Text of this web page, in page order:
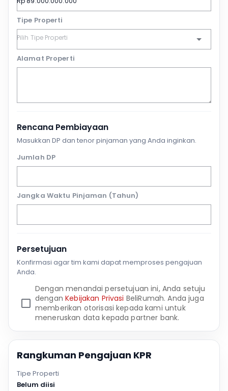
Tipe Properti
Alamat Properti
Rencana Pembiayaan
Masukkan DP dan tenor pinjaman yang Anda inginkan.
Jumlah DP
Jangka Waktu Pinjaman (Tahun)
Persetujuan
Konfirmasi agar tim kami dapat memproses pengajuan
Anda.
Dengan menandai persetujuan ini, Anda setuju
denganKebijakan Privasi BeliRumah. Anda juga
memberikan otorisasi kepada kami untuk
meneruskan data kepada partner bank.
Rangkuman Pengajuan KPR
Tipe Properti
Belum diisi